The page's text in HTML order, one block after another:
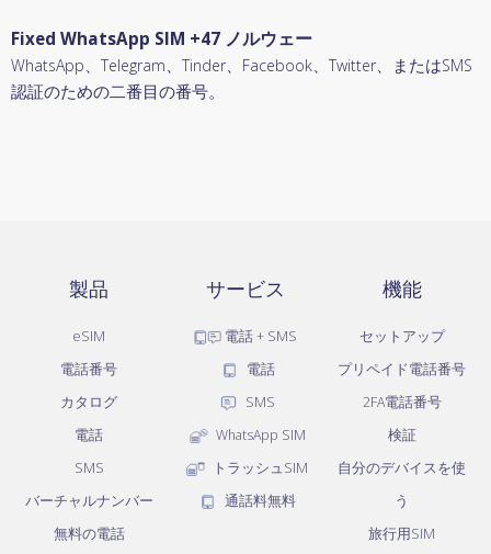
Fixed WhatsApp SIM +47 ノルウェー
WhatsApp、Telegram、Tinder、Facebook、Twitter、またはSMS
認証のための二番目の番号。
製品
eSIM
電話番号
カタログ
電話
SMS
バーチャルナンバー
無料の電話
サービス
電話 + SMS
電話
SMS
WhatsApp SIM
トラッシュSIM
通話料無料
機能
セットアップ
プリペイド電話番号
2FA電話番号
検証
自分のデバイスを使
う
旅行用SIM